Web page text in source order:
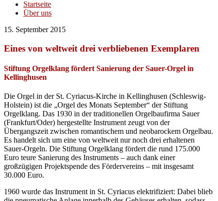
Startseite
Über uns
15. September 2015
Eines von weltweit drei verbliebenen Exemplaren
Stiftung Orgelklang fördert Sanierung der Sauer-Orgel in
Kellinghusen
Die Orgel in der St. Cyriacus-Kirche in Kellinghusen (Schleswig-
Holstein) ist die „Orgel des Monats September“ der Stiftung
Orgelklang. Das 1930 in der traditionellen Orgelbaufirma Sauer
(Frankfurt/Oder) hergestellte Instrument zeugt von der
Übergangszeit zwischen romantischem und neobarockem Orgelbau.
Es handelt sich um eine von weltweit nur noch drei erhaltenen
Sauer-Orgeln. Die Stiftung Orgelklang fördert die rund 175.000
Euro teure Sanierung des Instruments – auch dank einer
großzügigen Projektspende des Fördervereins – mit insgesamt
30.000 Euro.
1960 wurde das Instrument in St. Cyriacus elektrifiziert: Dabei blieb